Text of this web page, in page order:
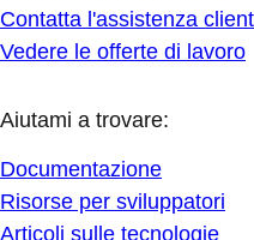
Contatta l'assistenza
Vedere le offerte di lavoro
Aiutami a trovare:
Documentazione
Risorse per sviluppatori
Articoli sulle tecnologie